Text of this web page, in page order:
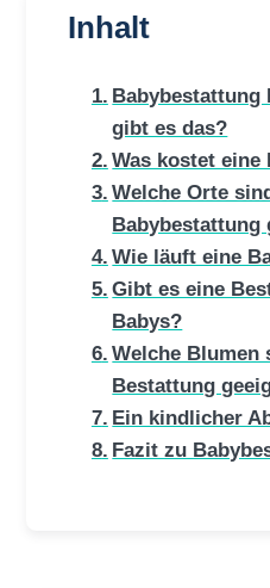
Inhalt
Babybestattung
gibt es das?
Was kostet eine
Welche Orte
Babybestattung
Wie läuft eine
Gibt es eine
Babys?
Welche Blumen
Bestattung
Ein kindlicher
Fazit zu